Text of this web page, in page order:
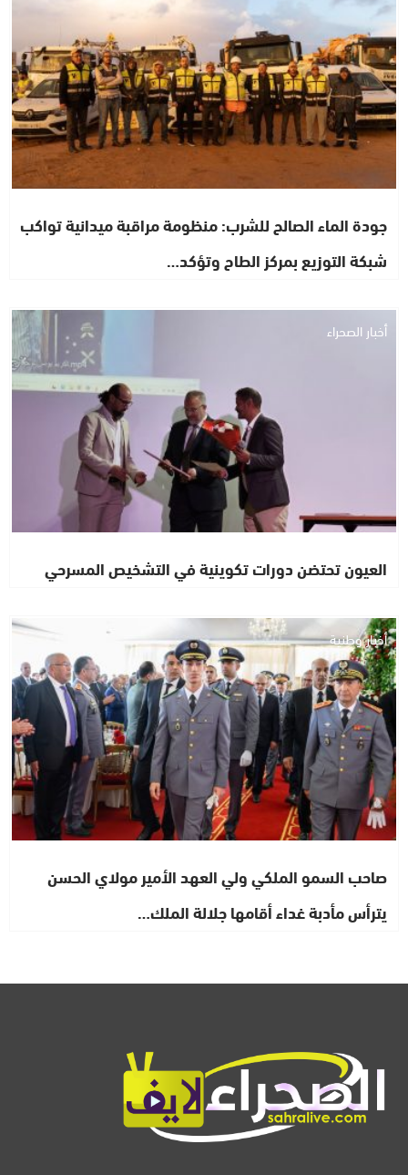
جودة الماء الصالح للشرب: منظومة مراقبة ميدانية تواكب
شبكة التوزيع بمركز الطاح وتؤكد…
أخبار الصحراء
العيون تحتضن دورات تكوينية في التشخيص المسرحي
أخبار وطنية
صاحب السمو الملكي ولي العهد الأمير مولاي الحسن
يترأس مأدبة غداء أقامها جلالة الملك…